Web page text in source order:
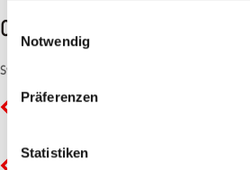
Einwilligungsauswahl
Notwendig
Präferenzen
Statistiken
CLP-/REACH-Hinweise
Symbole
GHS02 - Flamme: Entzündbar